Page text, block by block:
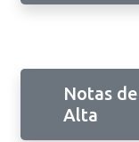
Notas
Alta